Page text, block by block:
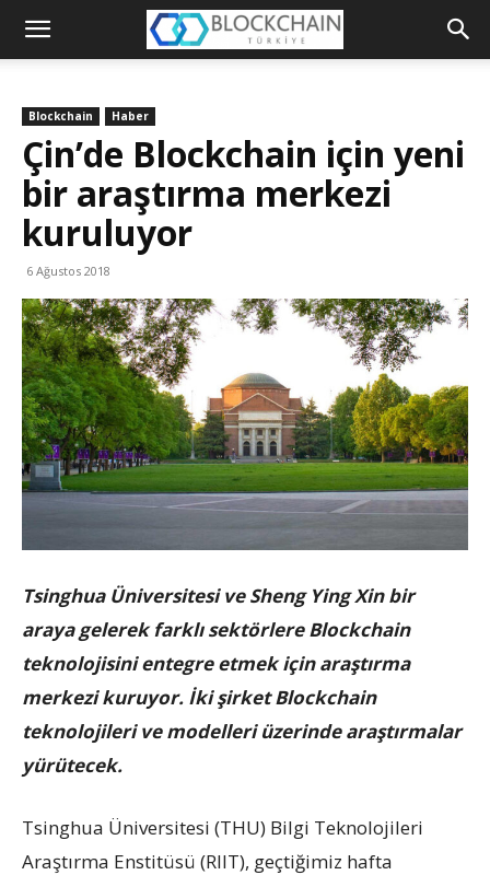
Blockchain
Platformu
Blockchain Haber
Çin’de Blockchain için yeni
bir araştırma merkezi
kuruluyor
6 Ağustos 2018
Tsinghua Üniversitesi ve Sheng Ying Xin bir
araya gelerek farklı sektörlere Blockchain
teknolojisini entegre etmek için araştırma
merkezi kuruyor. İki şirket Blockchain
teknolojileri ve modelleri üzerinde araştırmalar
yürütecek.
Tsinghua Üniversitesi (THU) Bilgi Teknolojileri
Araştırma Enstitüsü (RIIT), geçtiğimiz hafta